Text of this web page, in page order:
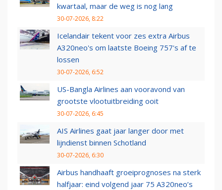
kwartaal, maar de weg is nog lang
30-07-2026, 8:22
Icelandair tekent voor zes extra Airbus
A320neo's om laatste Boeing 757's af te
lossen
30-07-2026, 6:52
US-Bangla Airlines aan vooravond van
grootste vlootuitbreiding ooit
30-07-2026, 6:45
AIS Airlines gaat jaar langer door met
lijndienst binnen Schotland
30-07-2026, 6:30
Airbus handhaaft groeiprognoses na sterk
halfjaar: eind volgend jaar 75 A320neo’s